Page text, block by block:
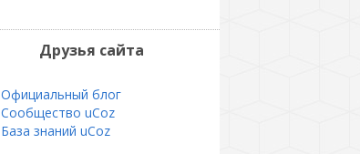
Друзья сайта
Официальный блог
Сообщество uCoz
База знаний uCoz